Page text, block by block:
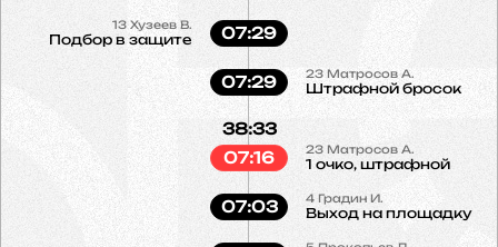
13Хузеев В.
Подбор в защите 07:29
23 Матросов А.
Штрафной бросок
07:29
23 Матросов А.
1 очко, штрафной
38:33
07:16
4 Градин И.
Выход на площадку
07:03